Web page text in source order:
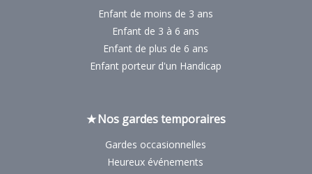
Enfant de moins de 3 ans
Enfant de 3 à 6 ans
Enfant de plus de 6 ans
Enfant porteur d'un Handicap
Nos gardes temporaires
Gardes occasionnelles
Heureux événements